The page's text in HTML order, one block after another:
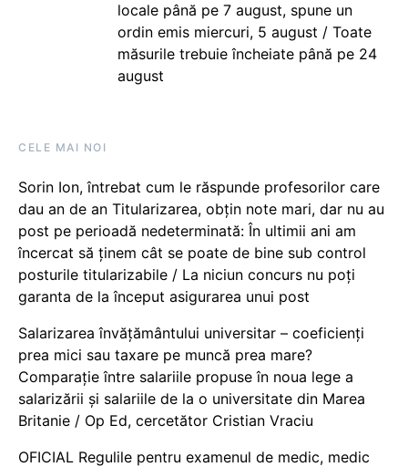
locale până pe 7 august, spune un
ordin emis miercuri, 5 august / Toate
măsurile trebuie încheiate până pe 24
august
CELE MAI NOI
Sorin Ion, întrebat cum le răspunde profesorilor care
dau an de an Titularizarea, obțin note mari, dar nu au
post pe perioadă nedeterminată: În ultimii ani am
încercat să ținem cât se poate de bine sub control
posturile titularizabile / La niciun concurs nu poți
garanta de la început asigurarea unui post
Salarizarea învățământului universitar – coeficienți
prea mici sau taxare pe muncă prea mare?
Comparație între salariile propuse în noua lege a
salarizării și salariile de la o universitate din Marea
Britanie / Op Ed, cercetător Cristian Vraciu
OFICIAL Regulile pentru examenul de medic, medic